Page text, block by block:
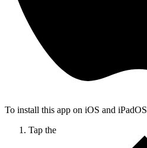
To install this app on iOS and iPadOS
Tap the